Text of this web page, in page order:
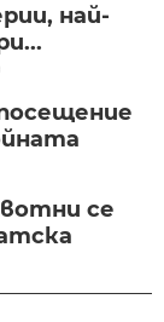
най-
се